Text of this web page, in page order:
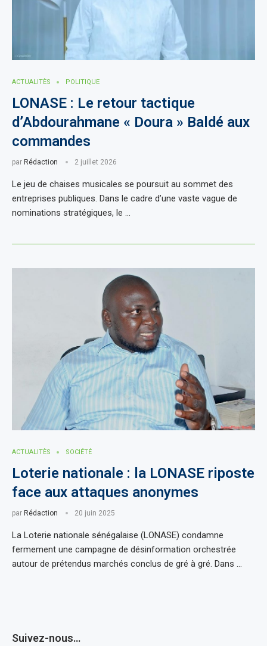
ACTUALITÈS POLITIQUE
LONASE : Le retour tactique
d’Abdourahmane « Doura » Baldé aux
commandes
par Rédaction 2 juillet 2026
Le jeu de chaises musicales se poursuit au sommet des
entreprises publiques. Dans le cadre d’une vaste vague de
nominations stratégiques, le …
ACTUALITÈS SOCIÉTÉ
Loterie nationale : la LONASE riposte
face aux attaques anonymes
par Rédaction 20 juin 2025
La Loterie nationale sénégalaise (LONASE) condamne
fermement une campagne de désinformation orchestrée
autour de prétendus marchés conclus de gré à gré. Dans …
Suivez-nous…